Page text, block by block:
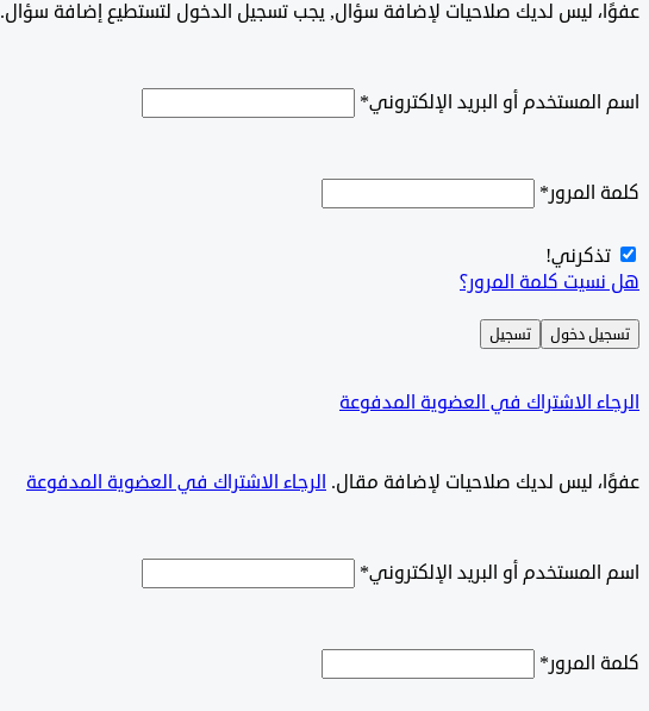
‫‫‫عفوًا، ليس لديك صلاحيات لإضافة سؤال, يجب تسجيل الدخول لتستطيع إضافة سؤال.
اسم المستخدم أو البريد الإلكتروني*
كلمة المرور*
تذكرني!
هل نسيت كلمة المرور؟
تسجيل دخول تسجيل
الرجاء الاشتراك في العضوية المدفوعة
‫‫عفوًا، ليس لديك صلاحيات لإضافة مقال. الرجاء الاشتراك في العضوية المدفوعة
اسم المستخدم أو البريد الإلكتروني*
كلمة المرور*